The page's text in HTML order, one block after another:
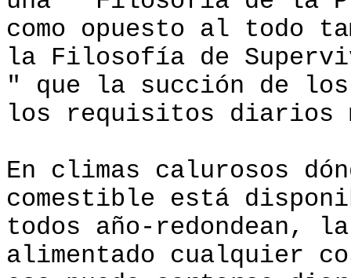
como opuesto al todo
la Filosofía de
" que la succión de
los requisitos diarios
En climas calurosos
comestible está
todos año-redondean,
alimentado cualquier